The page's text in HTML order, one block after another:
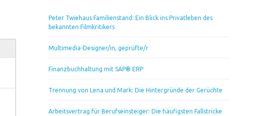
Peter Twiehaus Familienstand: Ein Blick ins Privatleben des
bekannten Filmkritikers
Multimedia-Designer/in, geprüfte/r
Finanzbuchhaltung mit SAP® ERP
Trennung von Lena und Mark: Die Hintergründe der Gerüchte
Arbeitsvertrag für Berufseinsteiger: Die häufigsten Fallstricke